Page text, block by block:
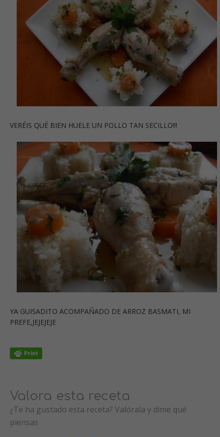
VERÉIS QUÉ BIEN HUELE UN POLLO TAN SECILLO!!!
YA GUISADITO ACOMPAÑADO DE ARROZ BASMATI, MI
PREFE,JEJEJEJE
Valora esta receta
¿Te ha gustado esta receta? Valórala y dime qué
piensas